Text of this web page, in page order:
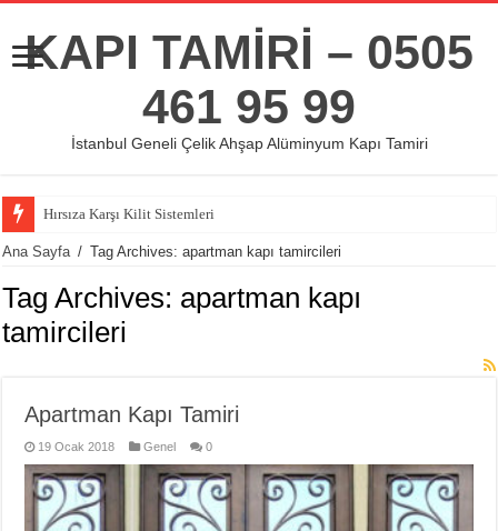
KAPI TAMİRİ – 0505
461 95 99
İstanbul Geneli Çelik Ahşap Alüminyum Kapı Tamiri
Hırsıza Karşı Kilit Sistemleri
Ana Sayfa / Tag Archives: apartman kapı tamircileri
Tag Archives: apartman kapı
tamircileri
Apartman Kapı Tamiri
19 Ocak 2018 Genel 0